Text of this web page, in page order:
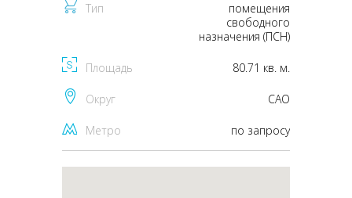
Тип
помещения
свободного
назначения (ПСН)
Площадь 80.71 кв. м.
Округ CАО
Метро по запросу